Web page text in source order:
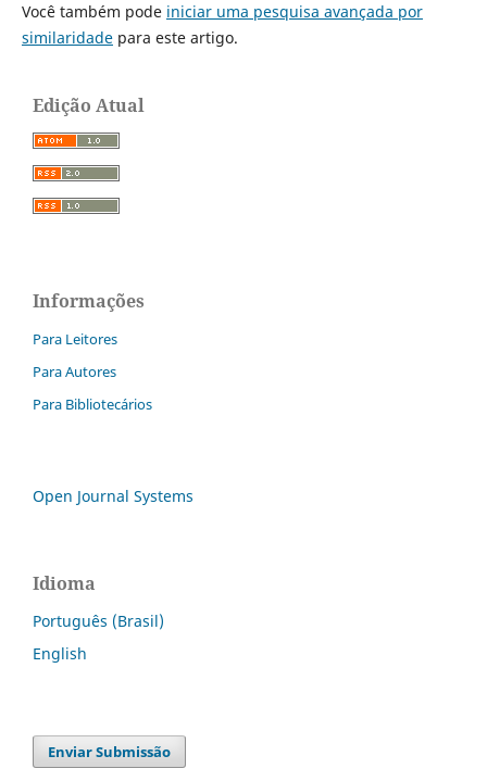
Você também pode iniciar uma pesquisa avançada por
similaridadepara este artigo.
Edição Atual
Informações
Para Leitores
Para Autores
Para Bibliotecários
Open Journal Systems
Idioma
Português (Brasil)
English
Enviar Submissão